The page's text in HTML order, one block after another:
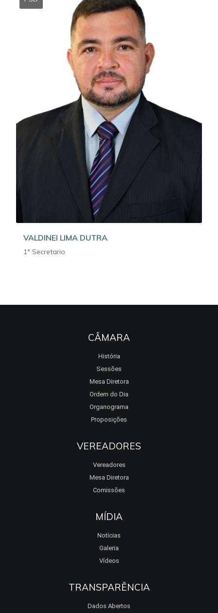
VALDINEI LIMA DUTRA
1º Secretario
CÂMARA
História
Sessões
Mesa Diretora
Ordem do Dia
Organograma
Proposições
VEREADORES
Vereadores
Mesa Diretora
Comissões
MÍDIA
Notícias
Galeria
Vídeos
TRANSPARÊNCIA
Dados Abertos